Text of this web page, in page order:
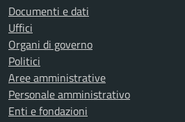
Documenti e dati
Uffici
Organi di governo
Politici
Aree amministrative
Personale amministrativo
Enti e fondazioni